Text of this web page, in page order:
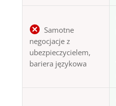
Samotne
negocjacje z
ubezpieczycielem,
bariera językowa